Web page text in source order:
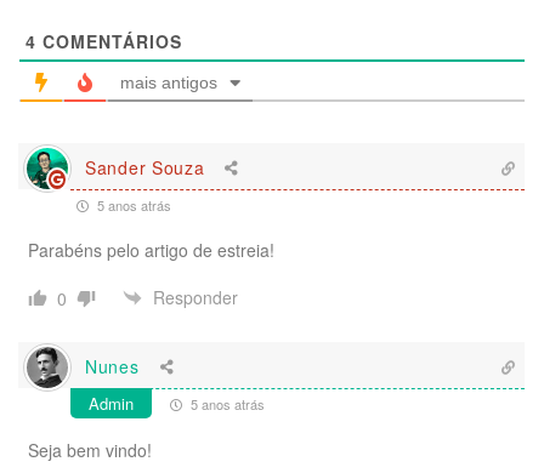
4 COMENTÁRIOS
mais antigos
Sander Souza
5 anos atrás
Parabéns pelo artigo de estreia!
0
Responder
Nunes
Admin 5 anos atrás
Seja bem vindo!